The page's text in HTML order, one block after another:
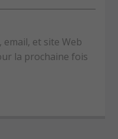
et site Web
la prochaine fois